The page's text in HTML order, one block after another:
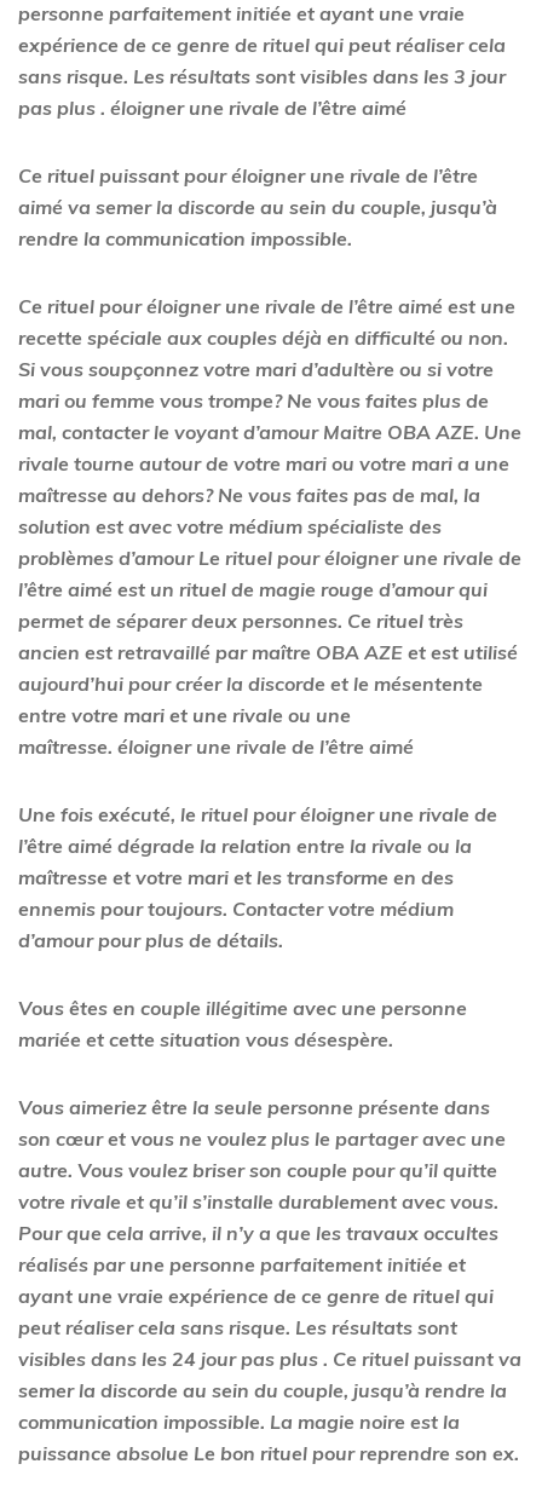
personne parfaitement initiée et ayant une vraie
expérience de ce genre de rituel qui peut réaliser cela
sans risque. Les résultats sont visibles dans les 3 jour
pas plus . éloigner une rivale de l’être aimé
Ce rituel puissant pour éloigner une rivale de l’être
aimé va semer la discorde au sein du couple, jusqu’à
rendre la communication impossible.
Ce rituel pour éloigner une rivale de l’être aimé est une
recette spéciale aux couples déjà en difficulté ou non.
Si vous soupçonnez votre mari d’adultère ou si votre
mari ou femme vous trompe? Ne vous faites plus de
mal, contacter le voyant d’amour Maitre OBA AZE. Une
rivale tourne autour de votre mari ou votre mari a une
maîtresse au dehors? Ne vous faites pas de mal, la
solution est avec votre médium spécialiste des
problèmes d’amour Le rituel pour éloigner une rivale de
l’être aimé est un rituel de magie rouge d’amour qui
permet de séparer deux personnes. Ce rituel très
ancien est retravaillé par maître OBA AZE et est utilisé
aujourd’hui pour créer la discorde et le mésentente
entre votre mari et une rivale ou une
maîtresse. éloigner une rivale de l’être aimé
Une fois exécuté, le rituel pour éloigner une rivale de
l’être aimé dégrade la relation entre la rivale ou la
maîtresse et votre mari et les transforme en des
ennemis pour toujours. Contacter votre médium
d’amour pour plus de détails.
Vous êtes en couple illégitime avec une personne
mariée et cette situation vous désespère.
Vous aimeriez être la seule personne présente dans
son cœur et vous ne voulez plus le partager avec une
autre. Vous voulez briser son couple pour qu’il quitte
votre rivale et qu’il s’installe durablement avec vous.
Pour que cela arrive, il n’y a que les travaux occultes
réalisés par une personne parfaitement initiée et
ayant une vraie expérience de ce genre de rituel qui
peut réaliser cela sans risque. Les résultats sont
visibles dans les 24 jour pas plus . Ce rituel puissant va
semer la discorde au sein du couple, jusqu’à rendre la
communication impossible. La magie noire est la
puissance absolue Le bon rituel pour reprendre son ex.